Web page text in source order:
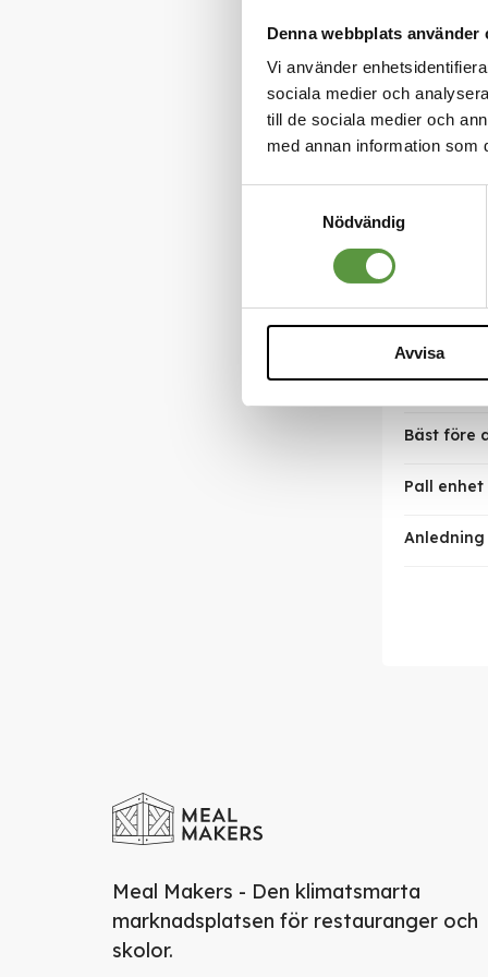
Denna webbplats använder
Vi använder
sociala medier och
till de sociala medier och
med annan information som
Nödvändig
Avvisa
Antal
Nettovikt
Infoga
Bäst före
Pall enhet
Meal Makers - Den klimatsmarta
marknadsplatsen för restauranger och
skolor.